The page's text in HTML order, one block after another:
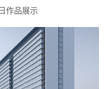
作品展示